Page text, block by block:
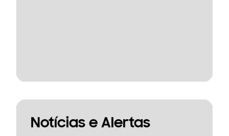
Notícias e Alertas